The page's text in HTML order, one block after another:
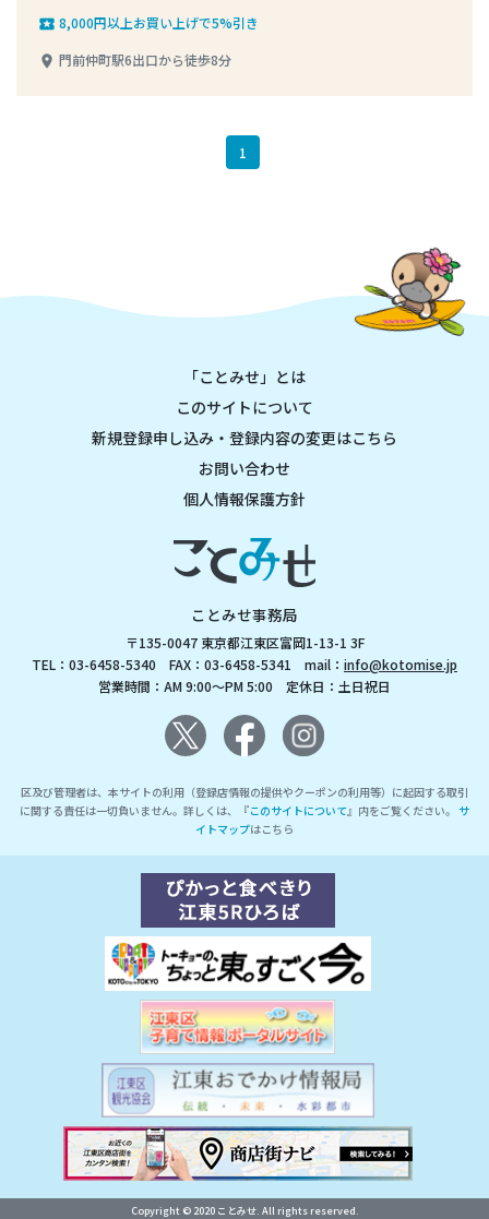
local_play 8,000円以上お買い上げで5%引き
place 門前仲町駅6出口から徒歩8分
1
「ことみせ」とは
このサイトについて
新規登録申し込み・登録内容の変更はこちら
お問い合わせ
個人情報保護方針
ことみせ事務局
〒135-0047 東京都江東区富岡1-13-1 3F
TEL：03-6458-5340 FAX：03-6458-5341 mail： info@kotomise.jp
営業時間：AM 9:00～PM 5:00 定休日：土日祝日
区及び管理者は、本サイトの利用（登録店情報の提供やクーポンの利用等）に起因する取引
に関する責任は一切負いません。詳しくは、『このサイトについて』内をご覧ください。 サ
イトマップはこちら
Copyright © 2020 ことみせ. All rights reserved.